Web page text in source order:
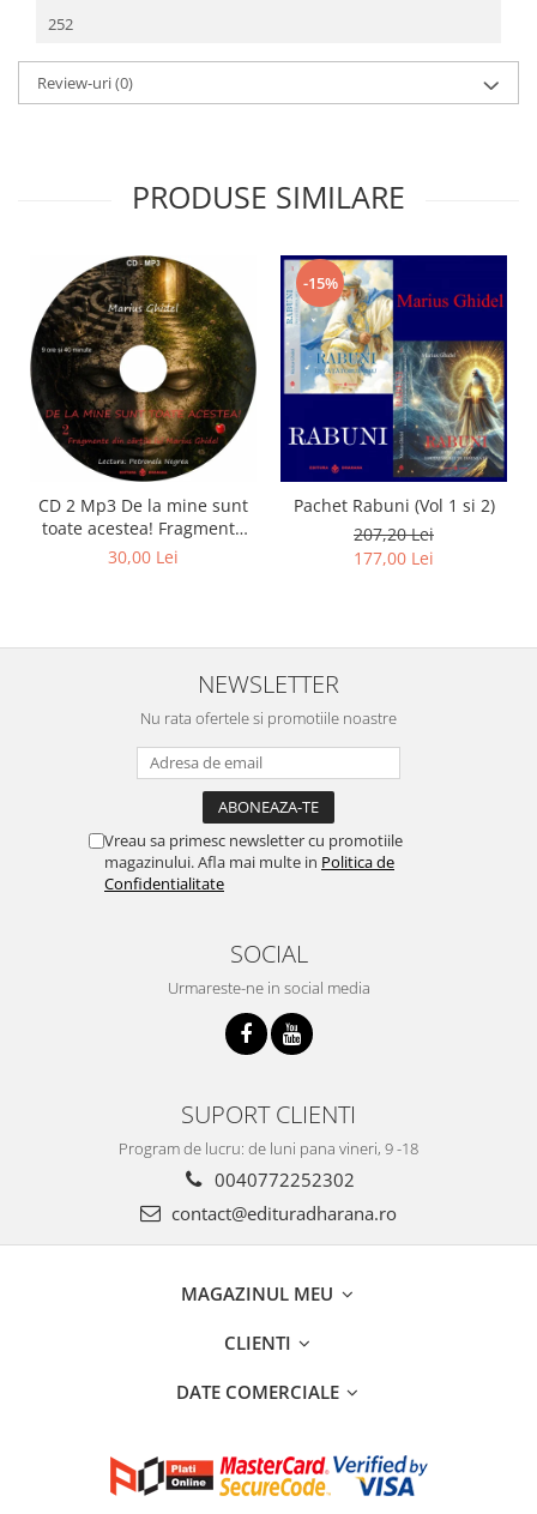
252
Review-uri(0)
PRODUSE SIMILARE
CD 2 Mp3 De la mine sunt
toate acestea! Fragmente
din cărțile lui Marius Ghidel
30,00 Lei
-15%
Pachet Rabuni (Vol 1 si 2)
207,20 Lei
177,00 Lei
NEWSLETTER
Nu rata ofertele si promotiile noastre
Vreau sa primesc newsletter cu promotiile
magazinului. Afla mai multe in Politica de
Confidentialitate
SOCIAL
Urmareste-ne in social media
SUPORT CLIENTI
Program de lucru: de luni pana vineri, 9 -18
0040772252302
contact@edituradharana.ro
MAGAZINUL MEU
CLIENTI
DATE COMERCIALE